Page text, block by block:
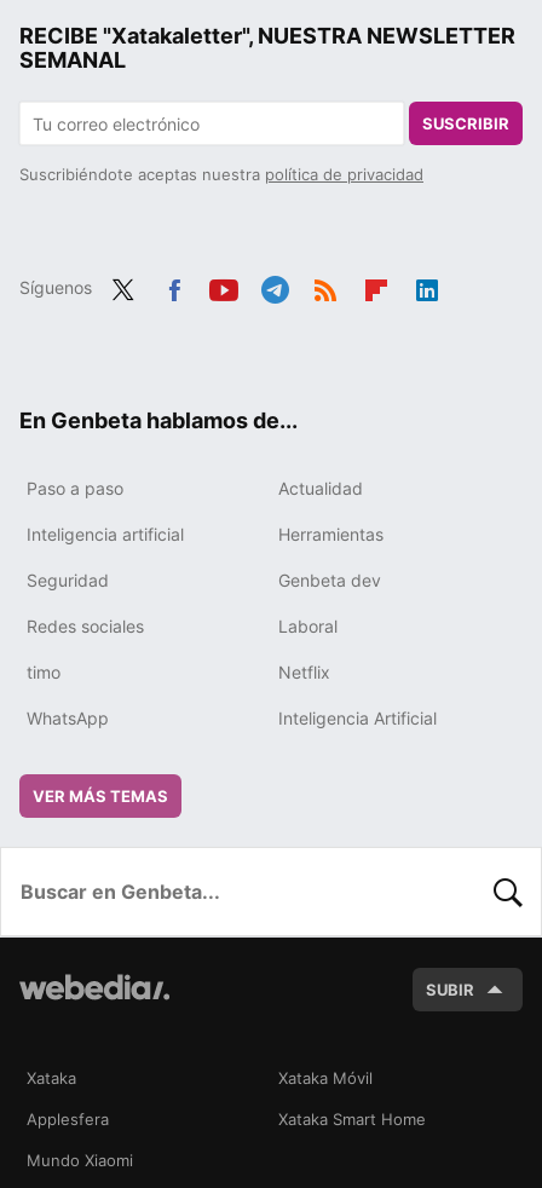
RECIBE "Xatakaletter", NUESTRA NEWSLETTER
SEMANAL
SUSCRIBIR
Suscribiéndote aceptas nuestra política de privacidad
Síguenos
En Genbeta hablamos de...
Paso a paso Actualidad
Inteligencia artificial Herramientas
Seguridad Genbeta dev
Redes sociales Laboral
timo Netflix
WhatsApp Inteligencia Artificial
VER MÁS TEMAS
SUBIR
Xataka Xataka Móvil
Applesfera Xataka Smart Home
Mundo Xiaomi